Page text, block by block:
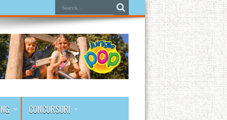
CONCURSURI